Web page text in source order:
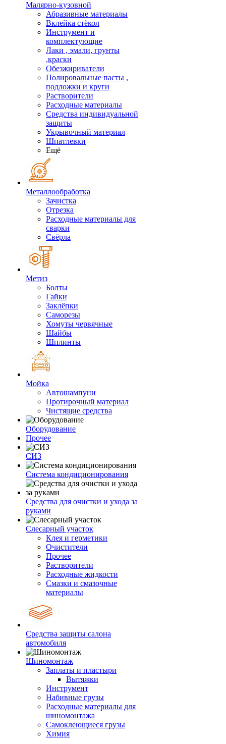
Малярно-кузовной
Абразивные материалы
Вклейка стёкол
Инструмент и
комплектующие
Лаки , эмали, грунты
,краски
Обезжириватели
Полировальные пасты ,
подложки и круги
Растворители
Расходные материалы
Средства индивидуальной
защиты
Укрывочный материал
Шпатлевки
Ещё
Металлообработка
Зачистка
Отрезка
Расходные материалы для
сварки
Свёрла
Метиз
Болты
Гайки
Заклёпки
Саморезы
Хомуты червячные
Шайбы
Шплинты
Мойка
Автошампуни
Протирочный материал
Чистящие средства
Оборудование
Прочее
СИЗ
Система кондиционирования
Средства для очистки и ухода за
руками
Слесарный участок
Клея и герметики
Очистители
Прочее
Растворители
Расходные жидкости
Смазки и смазочные
материалы
Средства защиты салона
автомобиля
Шиномонтаж
Заплаты и пластыри
Вытяжки
Инструмент
Набивные грузы
Расходные материалы для
шиномонтажа
Самоклеющиеся грузы
Химия